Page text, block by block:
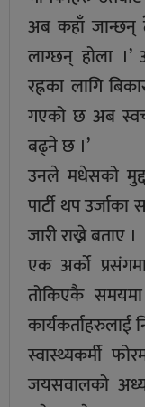
अब कहाँ जान्छन्
लाग्छन् होला
रह्नका लागि
गएको छ अब
बढ्ने छ ।’
उनले मधेसको
पार्टी थप
जारी राख्ने बताए ।
एक अर्को
तोकिएकै
कार्यकर्ताहरुलाई
स्वास्थ्यकर्मी
जयसवालको